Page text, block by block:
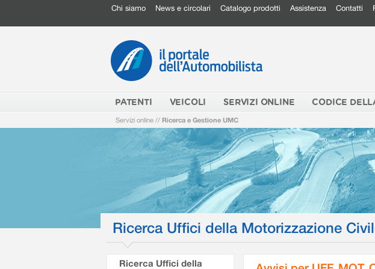
Chi siamo News e circolari Catalogo prodotti Assistenza Contatti
PATENTI VEICOLI SERVIZI ONLINE CODICE
Servizi online // Ricerca e Gestione UMC
Ricerca Uffici della Motorizzazione
Ricerca Uffici della